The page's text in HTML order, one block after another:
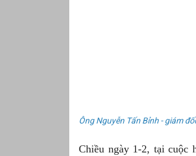
Ông Nguyễn Tấn Bỉnh - giám
Chiều ngày 1-2, tại cuộc